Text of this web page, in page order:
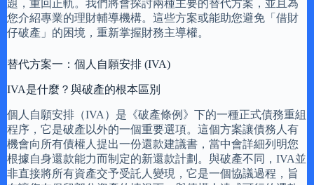
題，重回正軌。我們將會探討兩種主要的替代方案，並且為
您介紹專業的理財輔導機構。這些方案或能助您避免「借財
仔破產」的困境，重新掌握財務主導權。
替代方案一：個人自願安排 (IVA)
IVA是什麼？與破產的根本區別
個人自願安排（IVA）是《破產條例》下的一種正式債務重組
程序，它是破產以外的一個重要選項。這個方案讓債務人有
機會向所有債權人提出一份還款建議書，當中會詳細列明您
根據自身還款能力而制定的新還款計劃。與破產不同，IVA並
非直接將所有資產交予受託人變現，它是一個協議過程，旨